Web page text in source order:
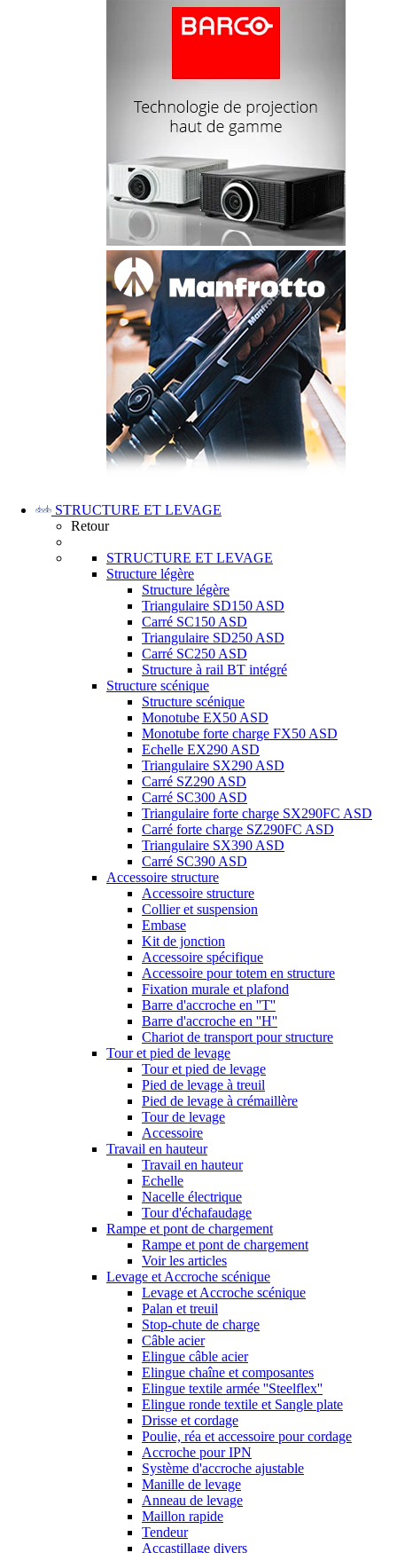
STRUCTURE ET LEVAGE
Retour
STRUCTURE ET LEVAGE
Structure légère
Structure légère
Triangulaire SD150 ASD
Carré SC150 ASD
Triangulaire SD250 ASD
Carré SC250 ASD
Structure à rail BT intégré
Structure scénique
Structure scénique
Monotube EX50 ASD
Monotube forte charge FX50 ASD
Echelle EX290 ASD
Triangulaire SX290 ASD
Carré SZ290 ASD
Carré SC300 ASD
Triangulaire forte charge SX290FC ASD
Carré forte charge SZ290FC ASD
Triangulaire SX390 ASD
Carré SC390 ASD
Accessoire structure
Accessoire structure
Collier et suspension
Embase
Kit de jonction
Accessoire spécifique
Accessoire pour totem en structure
Fixation murale et plafond
Barre d'accroche en ''T''
Barre d'accroche en ''H''
Chariot de transport pour structure
Tour et pied de levage
Tour et pied de levage
Pied de levage à treuil
Pied de levage à crémaillère
Tour de levage
Accessoire
Travail en hauteur
Travail en hauteur
Echelle
Nacelle électrique
Tour d'échafaudage
Rampe et pont de chargement
Rampe et pont de chargement
Voir les articles
Levage et Accroche scénique
Levage et Accroche scénique
Palan et treuil
Stop-chute de charge
Câble acier
Elingue câble acier
Elingue chaîne et composantes
Elingue textile armée ''Steelflex''
Elingue ronde textile et Sangle plate
Drisse et cordage
Poulie, réa et accessoire pour cordage
Accroche pour IPN
Système d'accroche ajustable
Manille de levage
Anneau de levage
Maillon rapide
Tendeur
Accastillage divers